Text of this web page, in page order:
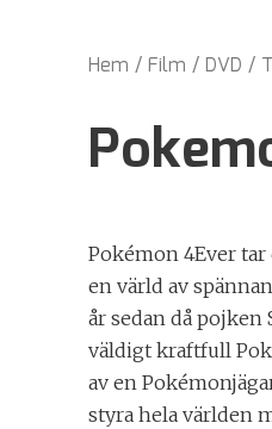
Hem / Film / DVD /
Pokémon 4Ever
en värld av
år sedan då pojken
väldigt kraftfull
av en
styra hela världen